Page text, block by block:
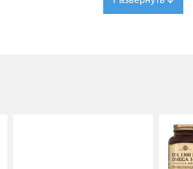
Супрадин в Шымкенте,